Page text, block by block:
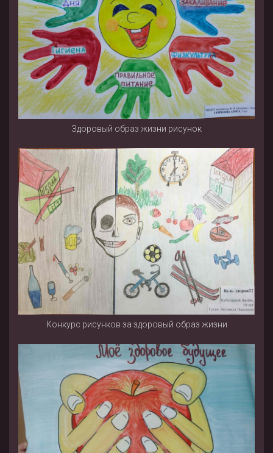
Здоровый образ жизни рисунок
Конкурс рисунков за здоровый образ жизни